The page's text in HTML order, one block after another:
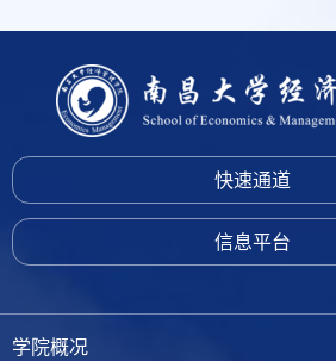
快速通道
信息平台
学院概况